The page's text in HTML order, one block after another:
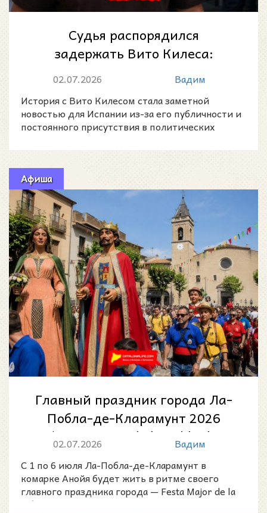
Судья распорядился
задержать Вито Килеса:
почему полиция искала
известного политического и...
02.07.2026
Вадим
История с Вито Килесом стала заметной
новостью для Испании из-за его публичности и
постоянного присутствия в политических
Афиша
Главный праздник города Ла-
Побла-де-Кларамунт 2026
(Festa Major de la Pobla de
Claramunt):...
02.07.2026
Вадим
С 1 по 6 июля Ла-Побла-де-Кларамунт в
комарке Анойя будет жить в ритме своего
главного праздника города — Festa Major de la
Pobla de Claramunt 2